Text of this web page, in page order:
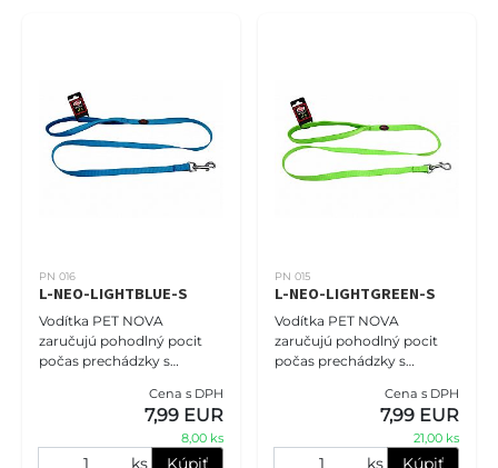
PN 016
L-NEO-LIGHTBLUE-S
Vodítka PET NOVA
zaručujú pohodlný pocit
počas prechádzky s
zvýšenie komfortu
používania je rukoväť
neoprénovo
Cena s DPH
7,99 EUR
8,00 ks
ks Kúpiť
PN 015
L-NEO-LIGHTGREEN-S
Vodítka PET NOVA
zaručujú pohodlný pocit
počas prechádzky s
zvýšenie komfortu
používania je rukoväť
neoprénovo
Cena s DPH
7,99 EUR
21,00 ks
ks Kúpiť